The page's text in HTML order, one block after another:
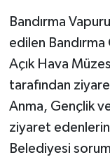
Bandırma
edilen
Açık Hava
tarafından
Anma, Gençlik
ziyaret edenlerin
Belediyesi